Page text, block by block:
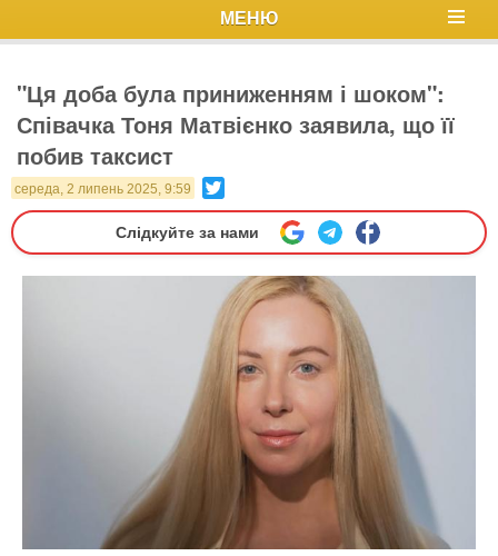
МЕНЮ
"Ця доба була приниженням і шоком":
Співачка Тоня Матвієнко заявила, що її
побив таксист
середа, 2 липень 2025, 9:59
Слідкуйте за нами